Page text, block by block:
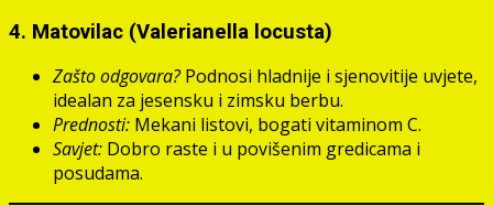
4. Matovilac (Valerianella locusta)
Zašto odgovara?Podnosi hladnije i sjenovitije uvjete,
idealan za jesensku i zimsku berbu.
Prednosti: Mekani listovi, bogati vitaminom C.
Savjet: Dobro raste i u povišenim gredicama i
posudama.